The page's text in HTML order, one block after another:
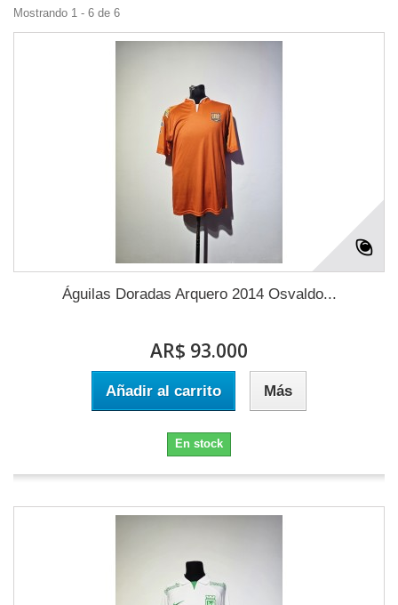
Mostrando 1 - 6 de 6
Águilas Doradas Arquero 2014 Osvaldo...
AR$ 93.000
Añadir al carrito Más
En stock